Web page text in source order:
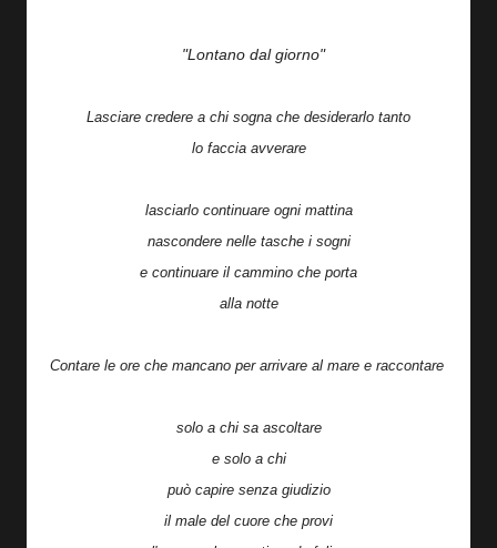
"Lontano dal giorno"
Lasciare credere a chi sogna che desiderarlo tanto
lo faccia avverare
lasciarlo continuare ogni mattina
nascondere nelle tasche i sogni
e continuare il cammino che porta
alla notte
Contare le ore che mancano per arrivare al mare e raccontare
solo a chi sa ascoltare
e solo a chi
può capire senza giudizio
il male del cuore che provi